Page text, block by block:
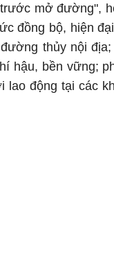
mở đường",
đồng bộ, hiện
thủy nội
hậu, bền vững;
động tại các